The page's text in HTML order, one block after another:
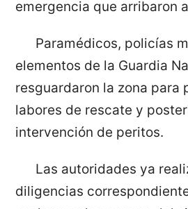
emergencia que arribaron
Paramédicos, policías
elementos de la Guardia
resguardaron la zona para
labores de rescate y
intervención de peritos.
Las autoridades ya
diligencias